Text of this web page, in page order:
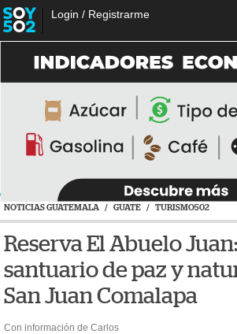
Login / Registrarme
NOTICIAS GUATEMALA / GUATE / TURISMO502
Reserva El Abuelo
santuario de paz y
San Juan Comalapa
Con información de Carlos